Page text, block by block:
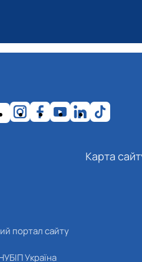
Карта
портал сайту
Україна